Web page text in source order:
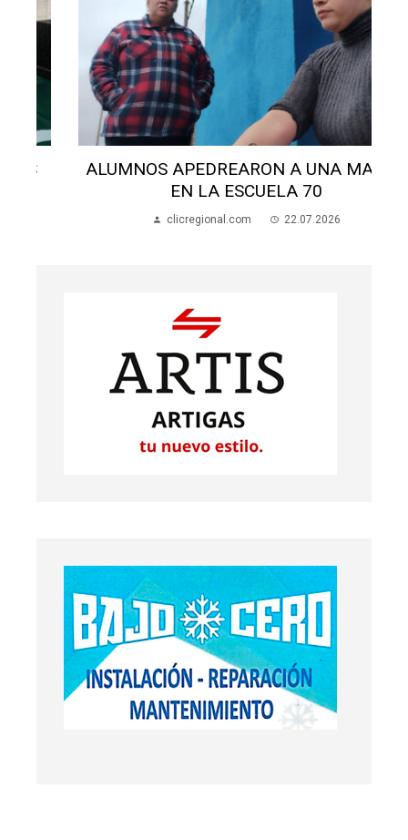
ALUMNOS APEDREARON A UNA MADRE
EN LA ESCUELA 70
clicregional.com 22.07.2026